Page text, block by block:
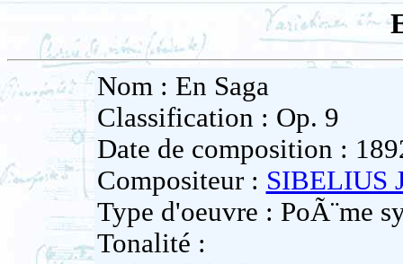
Nom : En Saga
Classification : Op. 9
Date de composition :
Compositeur : SIBELIUS
Type d'oeuvre : PoÃ¨me
Tonalité :